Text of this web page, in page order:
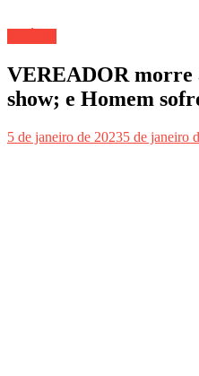
VEREADOR morre
show; e Homem
5 de janeiro de 20235 de janeiro